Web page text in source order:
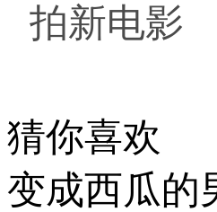
拍新电影
猜你喜欢
变成西瓜的